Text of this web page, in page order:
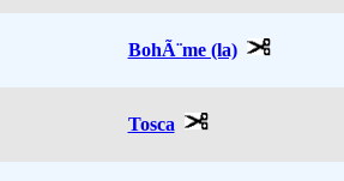
BohÃ¨me (la)
Tosca